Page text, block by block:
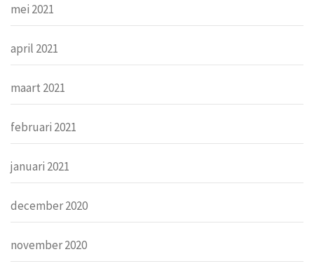
mei 2021
april 2021
maart 2021
februari 2021
januari 2021
december 2020
november 2020